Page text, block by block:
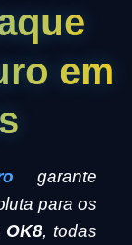
em
garante
para os
OK8, todas